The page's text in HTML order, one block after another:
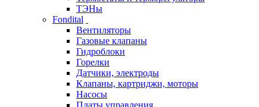
ТЭНы
Fondital
Вентиляторы
Газовые клапаны
Гидроблоки
Горелки
Датчики, электроды
Клапаны, картриджи, моторы
Насосы